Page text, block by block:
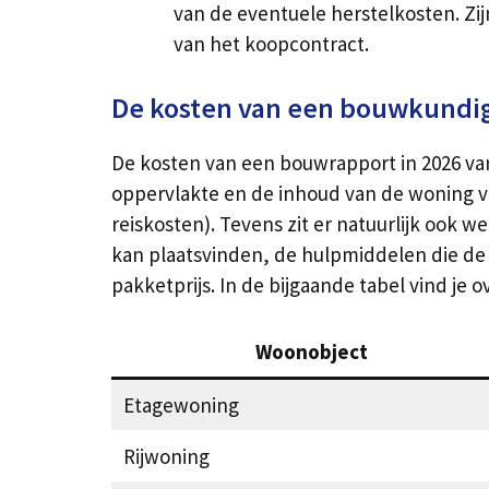
van de eventuele herstelkosten.
van het koopcontract.
De kosten van een
De kosten van een bouwrapport in 2026
oppervlakte en de inhoud van de woning
reiskosten). Tevens zit er natuurlijk ook
kan plaatsvinden, de hulpmiddelen die
pakketprijs. In de bijgaande tabel vind je
Woonobject
Etagewoning
Rijwoning